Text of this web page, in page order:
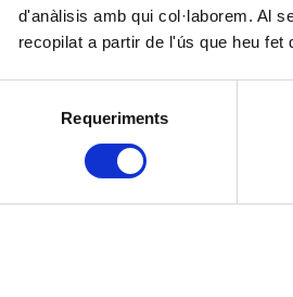
d'anàlisis amb qui col·laborem. Al
recopilat a partir de l'ús que heu fet
consentiment
Requeriments